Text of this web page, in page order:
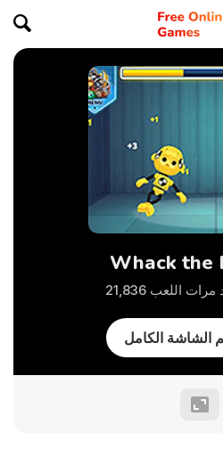
Whack the
اللعب 21,836
الشاشة الكامل